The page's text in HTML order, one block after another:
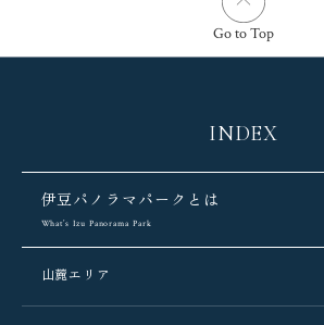
Go to Top
INDEX
伊豆パノラマパークとは
What’s Izu Panorama Park
山麓エリア